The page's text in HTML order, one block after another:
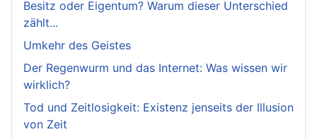
Besitz oder Eigentum? Warum dieser Unterschied
zählt...
Umkehr des Geistes
Der Regenwurm und das Internet: Was wissen wir
wirklich?
Tod und Zeitlosigkeit: Existenz jenseits der Illusion
von Zeit